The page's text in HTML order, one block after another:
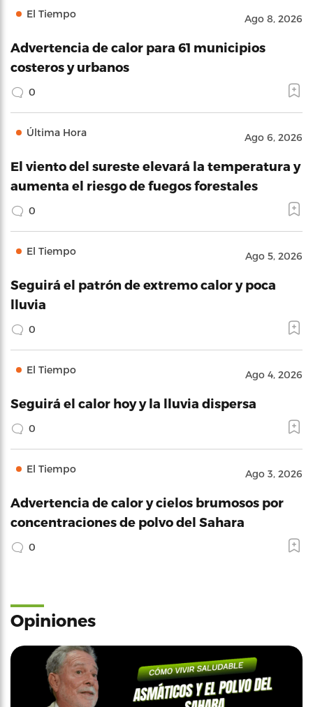
El Tiempo Ago 8, 2026
Advertencia de calor para 61 municipios
costeros y urbanos
0
Última Hora Ago 6, 2026
El viento del sureste elevará la temperatura y
aumenta el riesgo de fuegos forestales
0
El Tiempo Ago 5, 2026
Seguirá el patrón de extremo calor y poca
lluvia
0
El Tiempo Ago 4, 2026
Seguirá el calor hoy y la lluvia dispersa
0
El Tiempo Ago 3, 2026
Advertencia de calor y cielos brumosos por
concentraciones de polvo del Sahara
0
Opiniones